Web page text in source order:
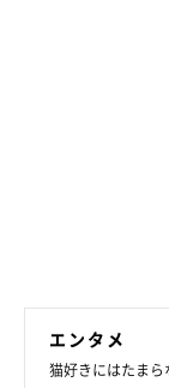
飼い主さんによ
ててきたことも
「最初は、受け
エンタメ
猫好きにはたま